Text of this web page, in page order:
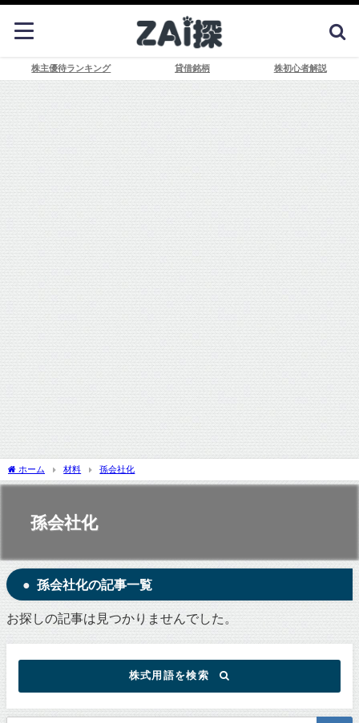
株主優待ランキング 貸借銘柄 株初心者解説
ホーム 材料 孫会社化
孫会社化
孫会社化の記事一覧
お探しの記事は見つかりませんでした。
株式用語を検索